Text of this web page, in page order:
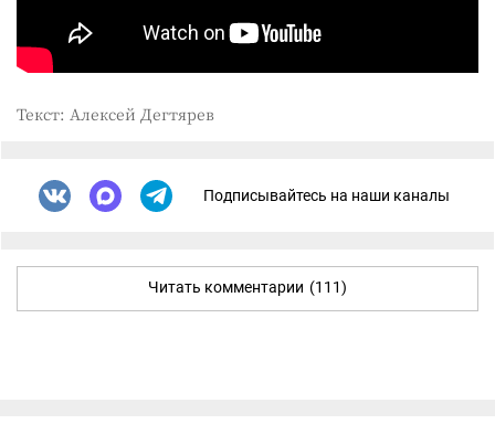
Текст: Алексей Дегтярев
Подписывайтесь на наши каналы
Читать комментарии (111)